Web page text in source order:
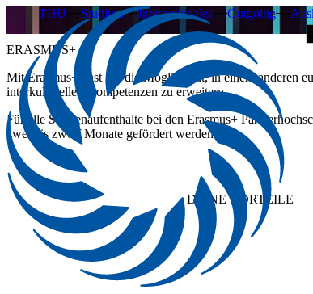
THU Studium Internationales Outgoing
ERASMUS+
Mit Erasmus+ hast Du die Möglichkeit, in einem anderen
interkulturellen Kompetenzen zu erweitern.
Für alle Studienaufenthalte bei den Erasmus+
zwei bis zwölf Monate gefördert werden.
DEINEVORTEILE